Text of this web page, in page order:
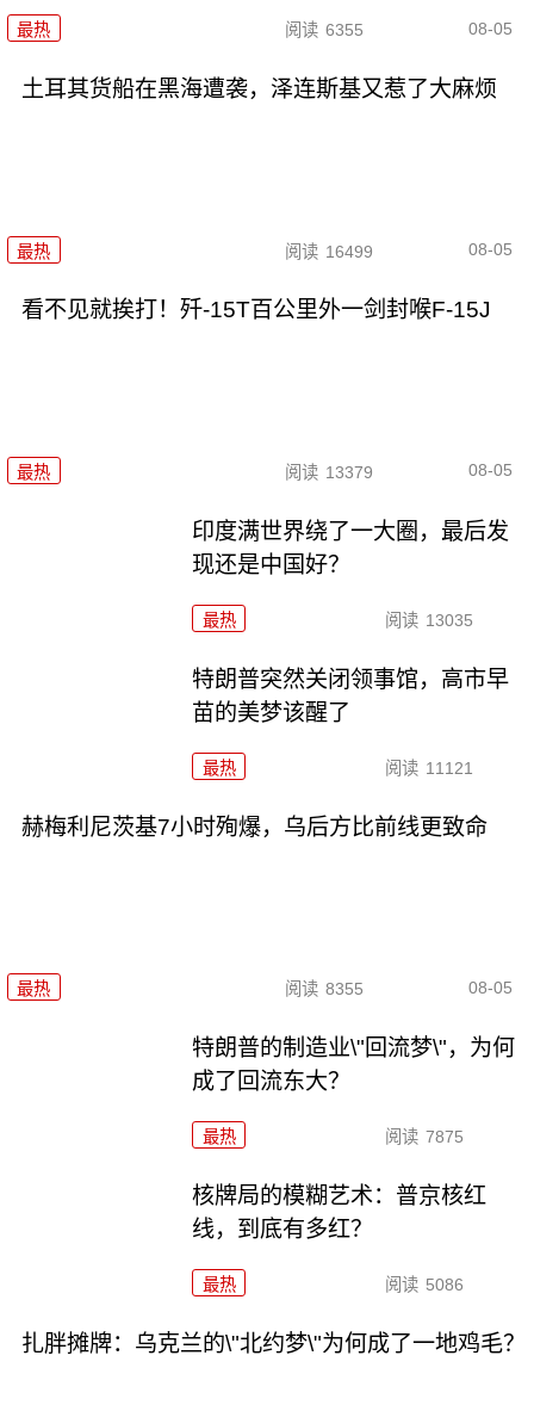
最热 阅读 6355 08-05
土耳其货船在黑海遭袭，泽连斯基又惹了大麻烦
最热 阅读 16499 08-05
看不见就挨打！歼-15T百公里外一剑封喉F-15J
最热 阅读 13379 08-05
印度满世界绕了一大圈，最后发
现还是中国好？
最热 阅读 13035
特朗普突然关闭领事馆，高市早
苗的美梦该醒了
最热 阅读 11121
赫梅利尼茨基7小时殉爆，乌后方比前线更致命
最热 阅读 8355 08-05
特朗普的制造业\"回流梦\"，为何
成了回流东大？
最热 阅读 7875
核牌局的模糊艺术：普京核红
线，到底有多红？
最热 阅读 5086
扎胖摊牌：乌克兰的\"北约梦\"为何成了一地鸡毛？